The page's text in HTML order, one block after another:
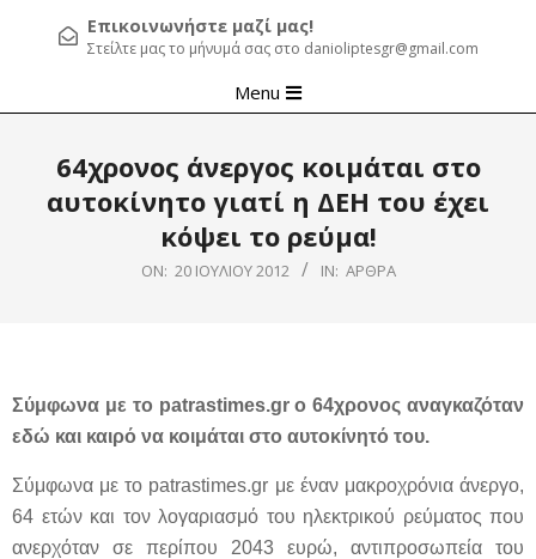
Επικοινωνήστε μαζί μας!
Στείλτε μας το μήνυμά σας στο danioliptesgr@gmail.com
Navigation
Menu
64χρονος άνεργος κοιμάται στο
αυτοκίνητο γιατί η ΔΕΗ του έχει
κόψει το ρεύμα!
ON: 20 ΙΟΥΛΊΟΥ 2012 IN: ΆΡΘΡΑ
Σύμφωνα με το patrastimes.gr ο 64χρονος αναγκαζόταν
εδώ και καιρό να κοιμάται στο αυτοκίνητό του.
Σύμφωνα με το patrastimes.gr με έναν μακροχρόνια άνεργο,
64 ετών και τον λογαριασμό του ηλεκτρικού ρεύματος που
ανερχόταν σε περίπου 2043 ευρώ, αντιπροσωπεία του